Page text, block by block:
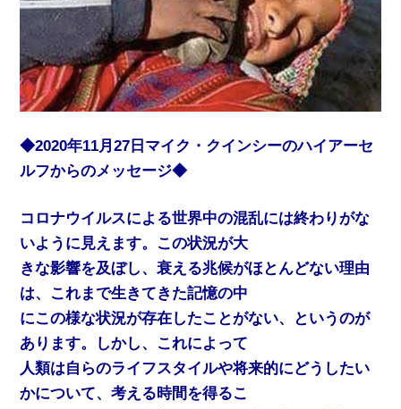
◆2020年11月27日マイク・クインシーのハイアーセ
ルフからのメッセージ◆
コロナウイルスによる世界中の混乱には終わりがな
いように見えます。この状況が大
きな影響を及ぼし、衰える兆候がほとんどない理由
は、これまで生きてきた記憶の中
にこの様な状況が存在したことがない、というのが
あります。しかし、これによって
人類は自らのライフスタイルや将来的にどうしたい
かについて、考える時間を得るこ